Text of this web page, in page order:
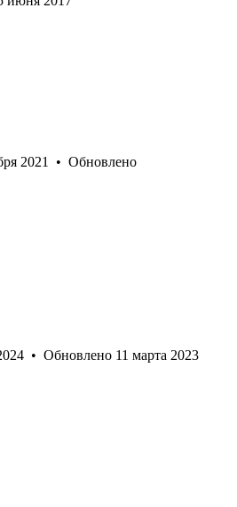
2021 • Обновлено
• Обновлено 11 марта 2023